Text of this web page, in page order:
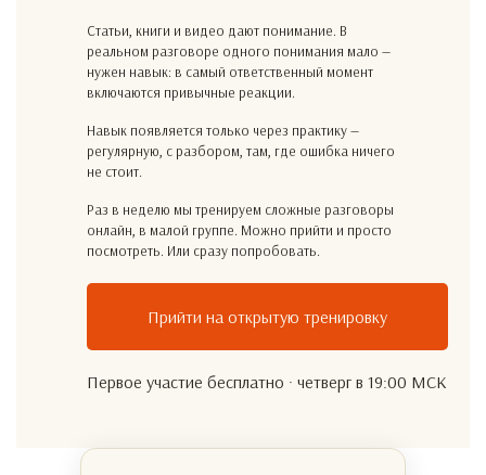
Статьи, книги и видео дают понимание. В
реальном разговоре одного понимания мало —
нужен навык: в самый ответственный момент
включаются привычные реакции.
Навык появляется только через практику —
регулярную, с разбором, там, где ошибка ничего
не стоит.
Раз в неделю мы тренируем сложные разговоры
онлайн, в малой группе. Можно прийти и просто
посмотреть. Или сразу попробовать.
Прийти на открытую тренировку
Первое участие бесплатно · четверг в 19:00 МСК